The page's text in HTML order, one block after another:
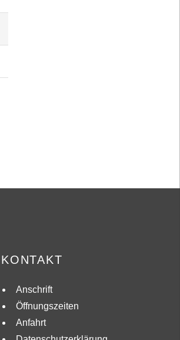
KONTAKT
Anschrift
Öffnungszeiten
Anfahrt